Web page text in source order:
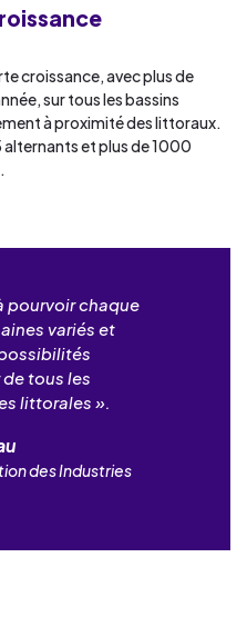
croissance, avec plus de
sur tous les bassins
à proximité des littoraux.
et plus de 1000
pourvoir chaque
variés et
tous les
littorales ».
des Industries